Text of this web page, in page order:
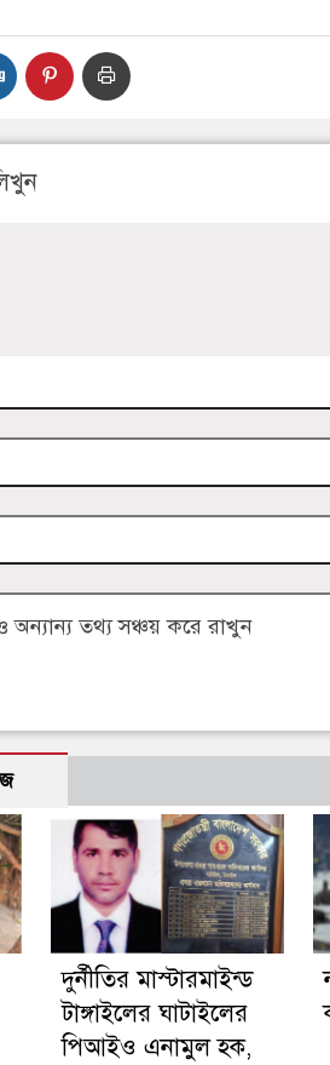
তথ্য সঞ্চয় করে রাখুন
দুর্নীতির মাস্টারমাইন্ড
টাঙ্গাইলের ঘাটাইলের
পিআইও এনামুল হক,